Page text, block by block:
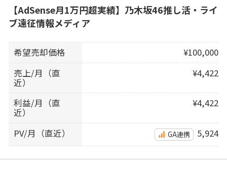
【AdSense月1万円超実績】乃木坂46推し活・ライ
ブ遠征情報メディア
希望売却価格
¥100,000
売上/月（直
近）
¥4,422
利益/月（直
近）
¥4,422
PV/月（直近） GA連携 5,924